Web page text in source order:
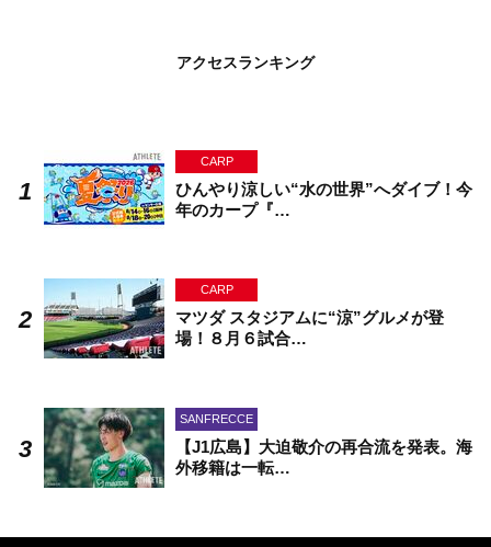
アクセスランキング
CARP
ひんやり涼しい“水の世界”へダイブ！今
年のカープ『…
CARP
マツダ スタジアムに“涼”グルメが登
場！８月６試合…
SANFRECCE
【J1広島】大迫敬介の再合流を発表。海
外移籍は一転…